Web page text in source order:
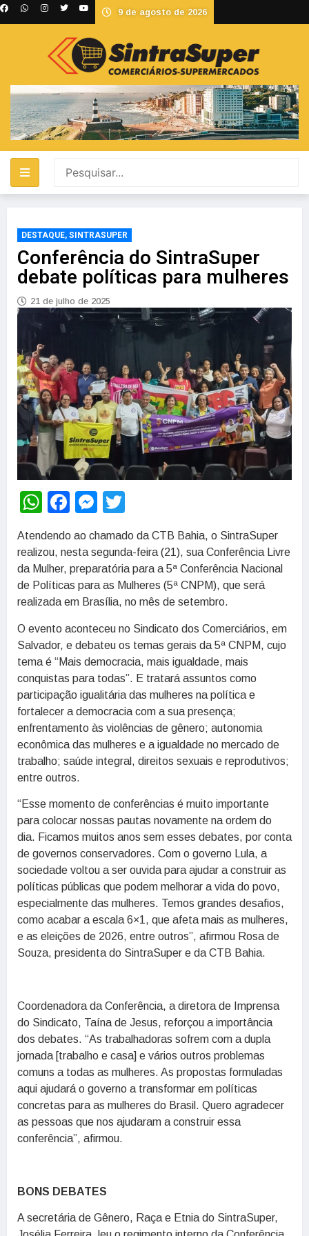
9 de agosto de 2026
DESTAQUE,SINTRASUPER
Conferência do SintraSuper
debate políticas para mulheres
21 de julho de 2025
WhatsApp
Facebook
Messenger
Atendendo ao chamado da CTB Bahia, o SintraSuper
realizou, nesta segunda-feira (21), sua Conferência Livre
da Mulher, preparatória para a 5ª Conferência Nacional
de Políticas para as Mulheres (5ª CNPM), que será
realizada em Brasília, no mês de setembro.
O evento aconteceu no Sindicato dos Comerciários, em
Salvador, e debateu os temas gerais da 5ª CNPM, cujo
tema é “Mais democracia, mais igualdade, mais
conquistas para todas”. E tratará assuntos como
participação igualitária das mulheres na política e
fortalecer a democracia com a sua presença;
enfrentamento às violências de gênero; autonomia
econômica das mulheres e a igualdade no mercado de
trabalho; saúde integral, direitos sexuais e reprodutivos;
entre outros.
“Esse momento de conferências é muito importante
para colocar nossas pautas novamente na ordem do
dia. Ficamos muitos anos sem esses debates, por conta
de governos conservadores. Com o governo Lula, a
sociedade voltou a ser ouvida para ajudar a construir as
políticas públicas que podem melhorar a vida do povo,
especialmente das mulheres. Temos grandes desafios,
como acabar a escala 6×1, que afeta mais as mulheres,
e as eleições de 2026, entre outros”, afirmou Rosa de
Souza, presidenta do SintraSuper e da CTB Bahia.
Coordenadora da Conferência, a diretora de Imprensa
do Sindicato, Taína de Jesus, reforçou a importância
dos debates. “As trabalhadoras sofrem com a dupla
jornada [trabalho e casa] e vários outros problemas
comuns a todas as mulheres. As propostas formuladas
aqui ajudará o governo a transformar em políticas
concretas para as mulheres do Brasil. Quero agradecer
as pessoas que nos ajudaram a construir essa
conferência”, afirmou.
BONS DEBATES
A secretária de Gênero, Raça e Etnia do SintraSuper,